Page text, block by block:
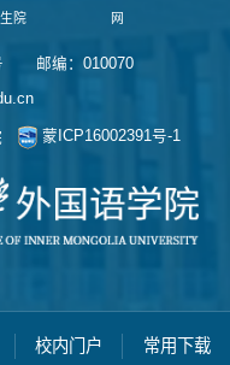
生院
网
邮编：010070
蒙ICP16002391号-1
校内门户 常用下载